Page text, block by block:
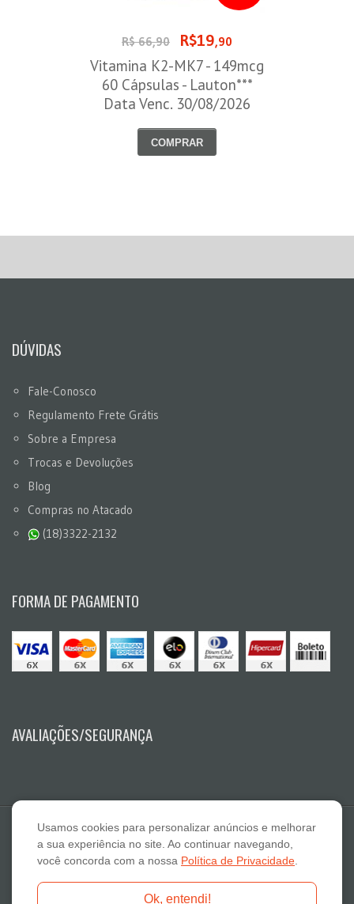
R$ 66,90 R$19,90
Vitamina K2-MK7 - 149mcg
60 Cápsulas - Lauton***
Data Venc. 30/08/2026
COMPRAR
DÚVIDAS
Fale-Conosco
Regulamento Frete Grátis
Sobre a Empresa
Trocas e Devoluções
Blog
Compras no Atacado
(18)3322-2132
FORMA DE PAGAMENTO
AVALIAÇÕES/SEGURANÇA
E A Lazaro Suplementos Alimentares ME - CNPJ: 19.789.048/0001-59
Usamos cookies para personalizar anúncios e melhorar
a sua experiência no site. Ao continuar navegando,
você concorda com a nossa Política de Privacidade
Ok, entendi!